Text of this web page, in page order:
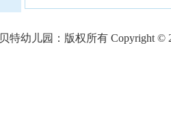
贝特幼儿园：版权所有 Copyright ©